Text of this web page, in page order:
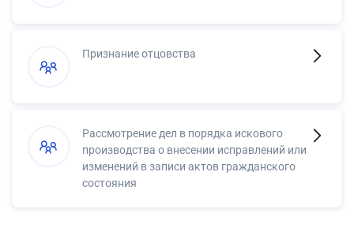
Признание отцовства
Рассмотрение дел в порядка искового
производства о внесении исправлений или
изменений в записи актов гражданского
состояния